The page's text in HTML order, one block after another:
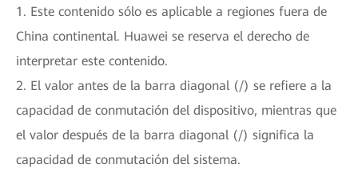
1. Este contenido sólo es aplicable a regiones fuera de
China continental. Huawei se reserva el derecho de
interpretar este contenido.
2. El valor antes de la barra diagonal (/) se refiere a la
capacidad de conmutación del dispositivo, mientras que
el valor después de la barra diagonal (/) significa la
capacidad de conmutación del sistema.